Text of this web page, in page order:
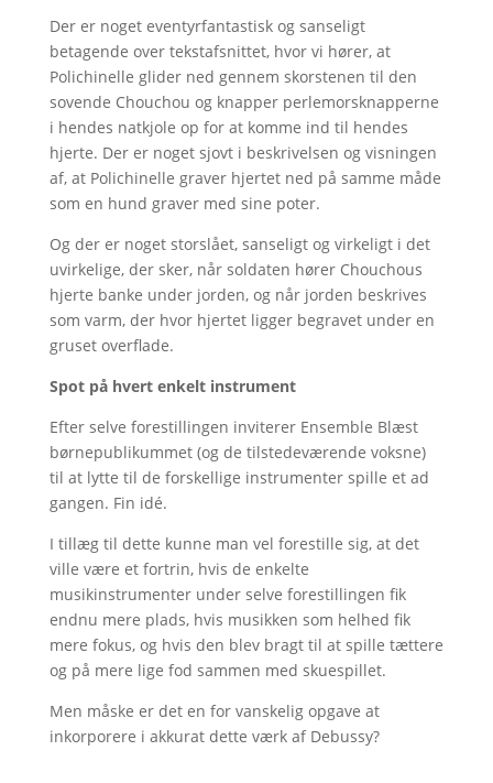
Der er noget eventyrfantastisk og sanseligt
betagende over tekstafsnittet, hvor vi hører, at
Polichinelle glider ned gennem skorstenen til den
sovende Chouchou og knapper perlemorsknapperne
i hendes natkjole op for at komme ind til hendes
hjerte. Der er noget sjovt i beskrivelsen og visningen
af, at Polichinelle graver hjertet ned på samme måde
som en hund graver med sine poter.
Og der er noget storslået, sanseligt og virkeligt i det
uvirkelige, der sker, når soldaten hører Chouchous
hjerte banke under jorden, og når jorden beskrives
som varm, der hvor hjertet ligger begravet under en
gruset overflade.
Spot på hvert enkelt instrument
Efter selve forestillingen inviterer Ensemble Blæst
børnepublikummet (og de tilstedeværende voksne)
til at lytte til de forskellige instrumenter spille et ad
gangen. Fin idé.
I tillæg til dette kunne man vel forestille sig, at det
ville være et fortrin, hvis de enkelte
musikinstrumenter under selve forestillingen fik
endnu mere plads, hvis musikken som helhed fik
mere fokus, og hvis den blev bragt til at spille tættere
og på mere lige fod sammen med skuespillet.
Men måske er det en for vanskelig opgave at
inkorporere i akkurat dette værk af Debussy?